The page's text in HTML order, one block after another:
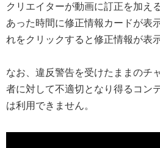
クリエイターが動画に訂正を加え
あった時間に修正情報カードが表
れをクリックすると修正情報が表
なお、違反警告を受けたままのチ
者に対して不適切となり得るコン
は利用できません。